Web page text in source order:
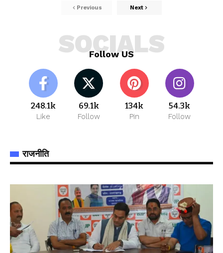
Previous Next
Follow US
SOCIALS
248.1k
Like
69.1k
Follow
134k
Pin
54.3k
Follow
राजनीति